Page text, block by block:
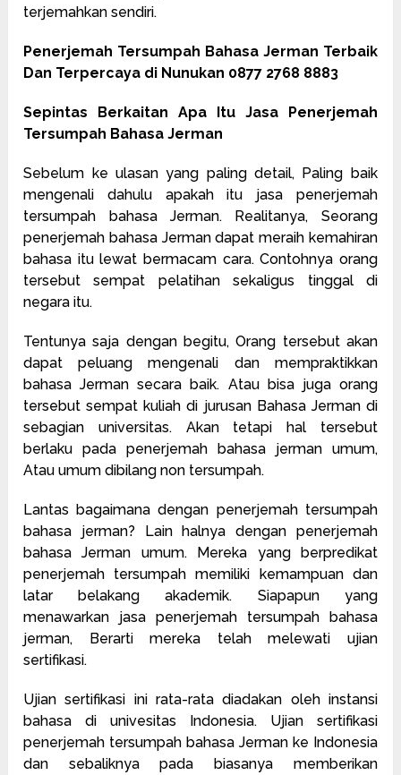
terjemahkan sendiri.
Penerjemah Tersumpah Bahasa Jerman Terbaik
Dan Terpercaya di Nunukan 0877 2768 8883
Sepintas Berkaitan Apa Itu Jasa Penerjemah
Tersumpah Bahasa Jerman
Sebelum ke ulasan yang paling detail, Paling baik
mengenali dahulu apakah itu jasa penerjemah
tersumpah bahasa Jerman. Realitanya, Seorang
penerjemah bahasa Jerman dapat meraih kemahiran
bahasa itu lewat bermacam cara. Contohnya orang
tersebut sempat pelatihan sekaligus tinggal di
negara itu.
Tentunya saja dengan begitu, Orang tersebut akan
dapat peluang mengenali dan mempraktikkan
bahasa Jerman secara baik. Atau bisa juga orang
tersebut sempat kuliah di jurusan Bahasa Jerman di
sebagian universitas. Akan tetapi hal tersebut
berlaku pada penerjemah bahasa jerman umum,
Atau umum dibilang non tersumpah.
Lantas bagaimana dengan penerjemah tersumpah
bahasa jerman? Lain halnya dengan penerjemah
bahasa Jerman umum. Mereka yang berpredikat
penerjemah tersumpah memiliki kemampuan dan
latar belakang akademik. Siapapun yang
menawarkan jasa penerjemah tersumpah bahasa
jerman, Berarti mereka telah melewati ujian
sertifikasi.
Ujian sertifikasi ini rata-rata diadakan oleh instansi
bahasa di univesitas Indonesia. Ujian sertifikasi
penerjemah tersumpah bahasa Jerman ke Indonesia
dan sebaliknya pada biasanya memberikan